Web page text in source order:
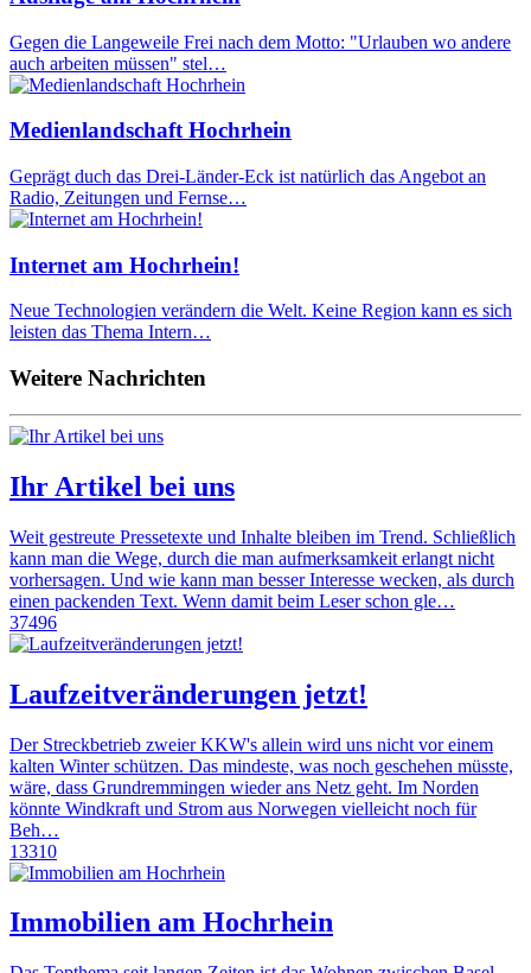
Gegen die Langeweile Frei nach dem Motto: "Urlauben wo andere
auch arbeiten müssen" stel…
Medienlandschaft Hochrhein
Geprägt duch das Drei-Länder-Eck ist natürlich das Angebot an
Radio, Zeitungen und Fernse…
Internet am Hochrhein!
Neue Technologien verändern die Welt. Keine Region kann es sich
leisten das Thema Intern…
Weitere Nachrichten
Ihr Artikel bei uns
Weit gestreute Pressetexte und Inhalte bleiben im Trend. Schließlich
kann man die Wege, durch die man aufmerksamkeit erlangt nicht
vorhersagen. Und wie kann man besser Interesse wecken, als durch
einen packenden Text. Wenn damit beim Leser schon gle…
37496
Laufzeitveränderungen jetzt!
Der Streckbetrieb zweier KKW's allein wird uns nicht vor einem
kalten Winter schützen. Das mindeste, was noch geschehen müsste,
wäre, dass Grundremmingen wieder ans Netz geht. Im Norden
könnte Windkraft und Strom aus Norwegen vielleicht noch für
Beh…
13310
Immobilien am Hochrhein